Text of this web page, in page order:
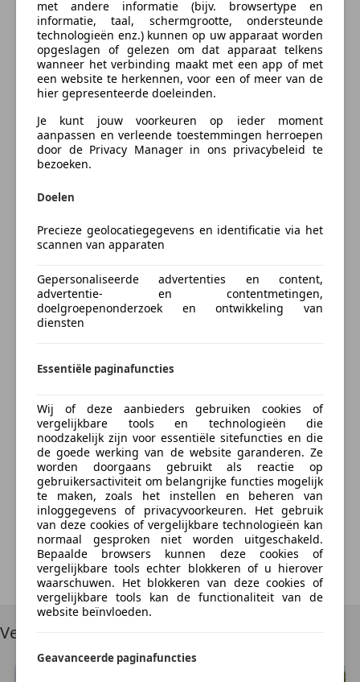
Bij een goede occasion als deze hoort natuurlijk ook
een tellerrapport van Nationale Autopas. Al
overtuigd? Of toch nog even een proefrit voor de
laatste test? Bel ons even en we zetten deze cabrio
klaar!
Recent Taxatierapport ter inzage t.w.v. € 22.500,-
Meer informatie
Algemene informatie
Prestaties
Acceleratie (0-100):8,0 s
Topsnelheid:140 km/u
Maten en gewichten
GVW:895 kg
Staat
Aantal sleutels:2
Financiële informatie
BTW/marge:BTW niet verrekenbaar voor
ondernemers (margeregeling)
Motorrijtuigenbelasting:€ 51 - € 56per kwartaal
Garantie
BOVAG 40-Puntencheck:Ja
Fabrikant: B & B auto's Hoefakker 8 4264AH VEEN, NL
Bereken uw zakelijke lease!
Nu zakelijk leasen vanaf € 279,- p/m
Vraag offerte aan
Verzekering
Autoverzekering van de
INDEPENDER
Kenteken
Bereken nu
Something went wrong
We're sorry, but something unexpected happened.
Please try again or refresh the page.
Try Again
Vergelijkbare voertuigen
met andere informatie (bijv. browsertype en
informatie, taal, schermgrootte, ondersteunde
technologieën enz.) kunnen op uw apparaat worden
opgeslagen of gelezen om dat apparaat telkens
wanneer het verbinding maakt met een app of met
een website te herkennen, voor een of meer van de
hier gepresenteerde doeleinden.
Je kunt jouw voorkeuren op ieder moment
aanpassen en verleende toestemmingen herroepen
door de Privacy Manager in ons privacybeleid te
bezoeken.
Doelen
Precieze geolocatiegegevens en identificatie via het
scannen van apparaten
Gepersonaliseerde advertenties en content,
advertentie- en contentmetingen,
doelgroepenonderzoek en ontwikkeling van
diensten
Essentiële paginafuncties
Wij of deze aanbieders gebruiken cookies of
vergelijkbare tools en technologieën die
noodzakelijk zijn voor essentiële sitefuncties en die
de goede werking van de website garanderen. Ze
worden doorgaans gebruikt als reactie op
gebruikersactiviteit om belangrijke functies mogelijk
te maken, zoals het instellen en beheren van
inloggegevens of privacyvoorkeuren. Het gebruik
van deze cookies of vergelijkbare technologieën kan
normaal gesproken niet worden uitgeschakeld.
Bepaalde browsers kunnen deze cookies of
vergelijkbare tools echter blokkeren of u hierover
waarschuwen. Het blokkeren van deze cookies of
vergelijkbare tools kan de functionaliteit van de
website beïnvloeden.
Geavanceerde paginafuncties